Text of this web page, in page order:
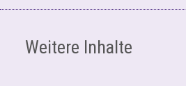
Weitere Inhalte